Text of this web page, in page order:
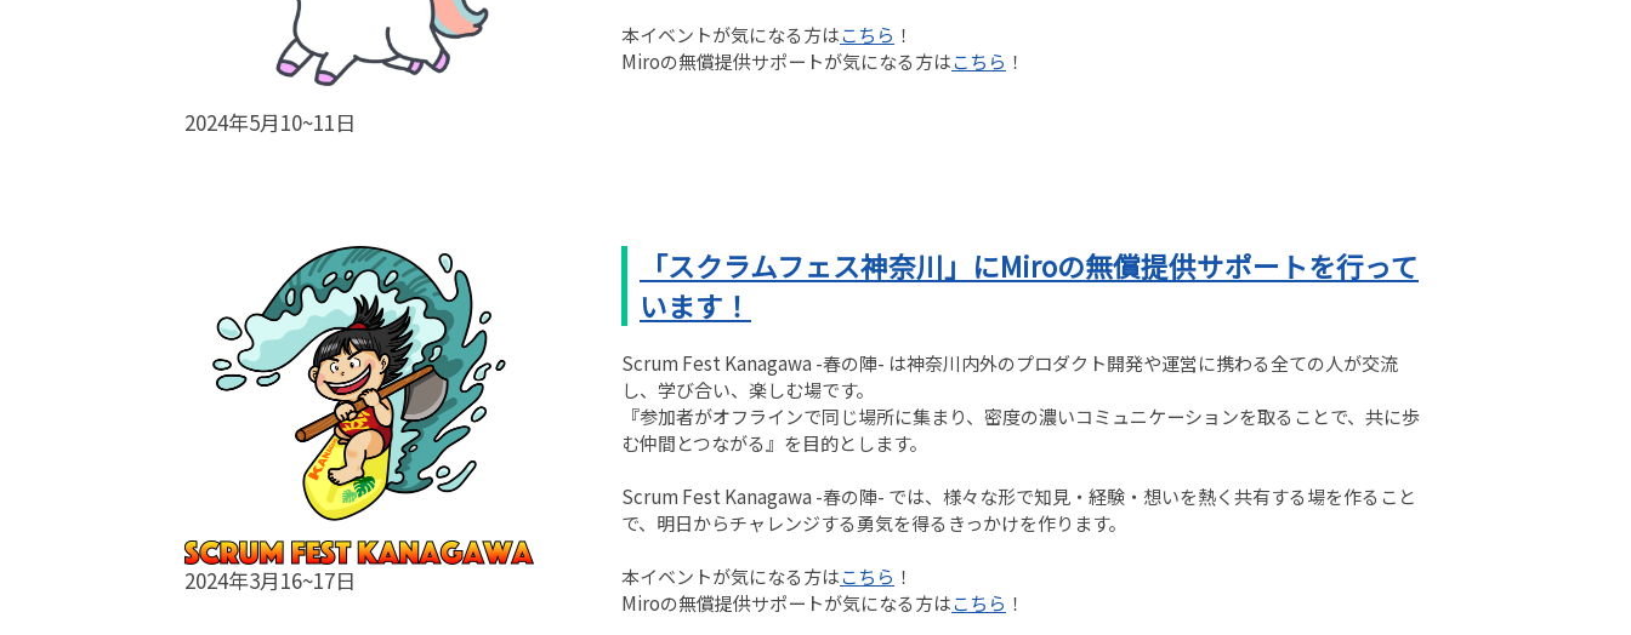
2024年5月10~11日
本イベントが気になる方はこちら ！
Miroの無償提供サポートが気になる方はこちら ！
2024年3月16~17日
「スクラムフェス神奈川」にMiroの無償提供サポートを行って
います！
Scrum Fest Kanagawa -春の陣- は神奈川内外のプロダクト開発や運営に携わる全ての人が交流
し、学び合い、楽しむ場です。
『参加者がオフラインで同じ場所に集まり、密度の濃いコミュニケーションを取ることで、共に歩
む仲間とつながる』を目的とします。
Scrum Fest Kanagawa -春の陣- では、様々な形で知見・経験・想いを熱く共有する場を作ること
で、明日からチャレンジする勇気を得るきっかけを​作ります。
本イベントが気になる方はこちら ！
Miroの無償提供サポートが気になる方はこちら ！